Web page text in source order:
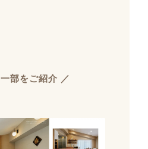
部をご紹介 ／